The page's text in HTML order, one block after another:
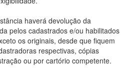
haverá devolução da
pelos cadastrados e/ou habilitados
os originais, desde que fiquem
respectivas, cópias
ou por cartório competente.